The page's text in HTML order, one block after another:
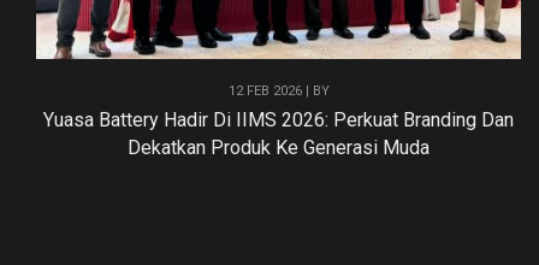
12 FEB 2026 | BY
Yuasa Battery Hadir Di IIMS 2026: Perkuat Branding Dan
Dekatkan Produk Ke Generasi Muda